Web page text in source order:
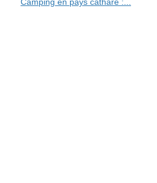
Camping en pays cathare :...